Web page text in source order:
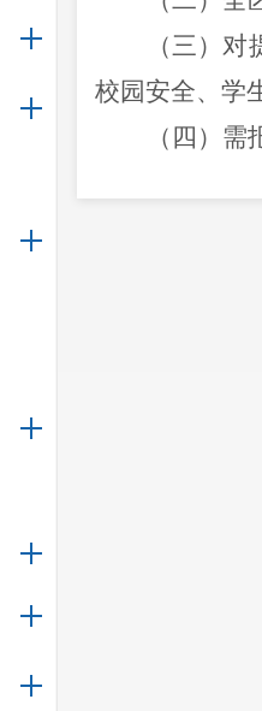
（三）对
校园安全、学
（ 四 ）需